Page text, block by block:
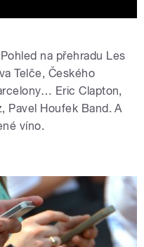
na přehradu Les
Telče, Českého
Eric Clapton,
Pavel Houfek Band. A
víno.